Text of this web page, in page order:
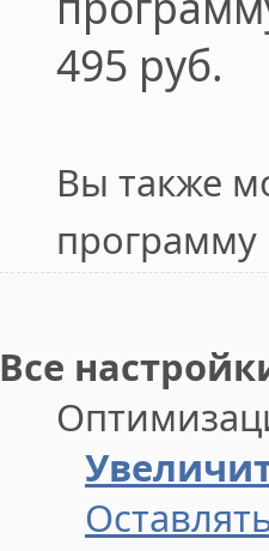
495 руб.
Вы также
программу
Все